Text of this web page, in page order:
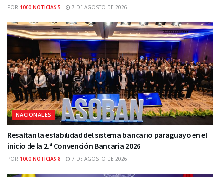
POR 1000 NOTICIAS 5 7 DE AGOSTO DE 2026
NACIONALES
Resaltan la estabilidad del sistema bancario paraguayo en el
inicio de la 2.ª Convención Bancaria 2026
POR 1000 NOTICIAS 8 7 DE AGOSTO DE 2026